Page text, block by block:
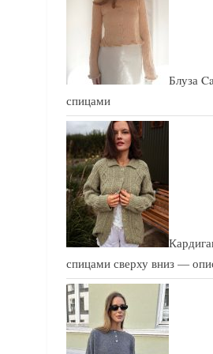
п
и
с
ь
:
Блуза
спицами
спицами сверху вниз —